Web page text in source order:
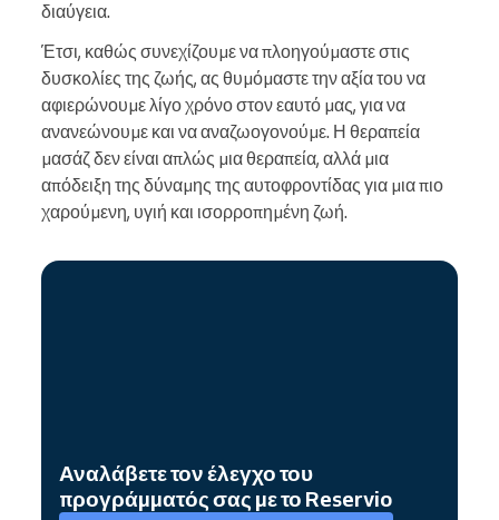
διαύγεια.
Έτσι, καθώς συνεχίζουμε να πλοηγούμαστε στις
δυσκολίες της ζωής, ας θυμόμαστε την αξία του να
αφιερώνουμε λίγο χρόνο στον εαυτό μας, για να
ανανεώνουμε και να αναζωογονούμε. Η θεραπεία
μασάζ δεν είναι απλώς μια θεραπεία, αλλά μια
απόδειξη της δύναμης της αυτοφροντίδας για μια πιο
χαρούμενη, υγιή και ισορροπημένη ζωή.
Αναλάβετε τον έλεγχο του
προγράμματός σας με το Reservio